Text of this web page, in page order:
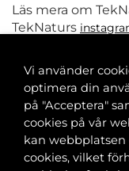
Läs mera om
TekNaturs
Vi använder
optimera din
på "Acceptera"
cookies på vår
kan
cookies, vilket